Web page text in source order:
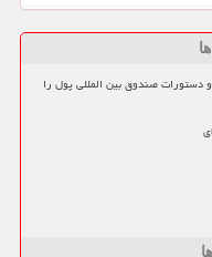
و دستورات صندوق بین المللی پول را